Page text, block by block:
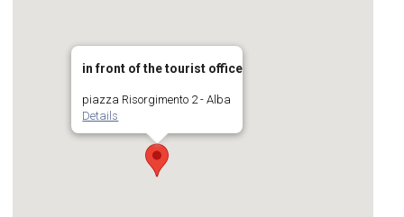
in front of the tourist office
piazza Risorgimento 2 - Alba
Details